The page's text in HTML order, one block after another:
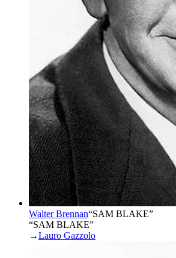
Walter Brennan“SAM BLAKE”
“SAM BLAKE”
→Lauro Gazzolo